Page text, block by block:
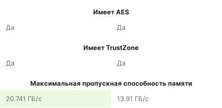
Имеет AES
Да
Да
Имеет TrustZone
Да
Да
Максимальная пропускная способность памяти
20.741 ГБ/с
13.91 ГБ/с